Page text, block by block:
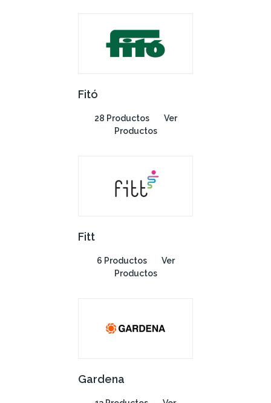
Fitó
28 Productos
Ver
Productos
Fitt
6 Productos
Ver
Productos
Gardena